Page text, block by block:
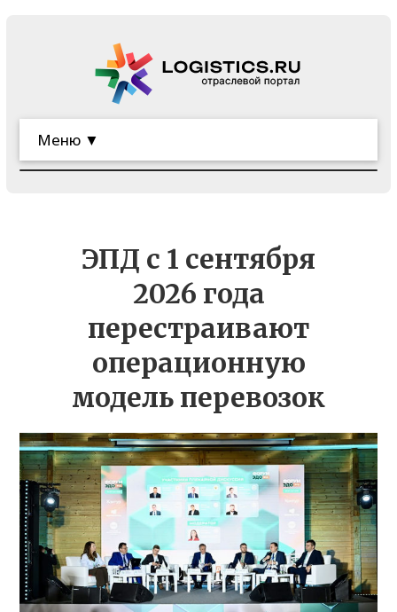
Меню ▼
ЭПД с 1 сентября
2026 года
перестраивают
операционную
модель перевозок